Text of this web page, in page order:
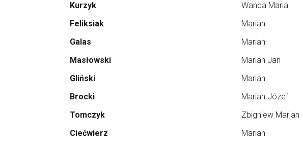
Kurzyk
Wanda Maria
Feliksiak
Marian
Galas
Marian
Masłowski
Marian Jan
Gliński
Marian
Brocki
Marian Józef
Tomczyk
Zbigniew Marian
Ciećwierz
Marian